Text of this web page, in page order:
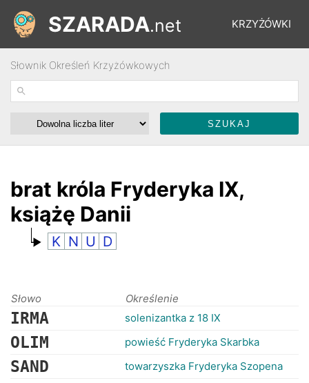
KRZYŻÓWKI
ŁAMIGŁÓWKI
SZARADA.net
Słownik Określeń Krzyżówkowych
brat króla Fryderyka IX,
książę Danii
K N U D
Słowo Określenie
IRMA solenizantka z 18 IX
OLIM powieść Fryderyka Skarbka
SAND towarzyszka Fryderyka Szopena